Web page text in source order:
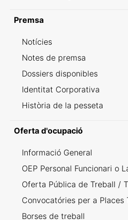
Premsa
Notícies
Notes de premsa
Dossiers disponibles
Identitat Corporativa
Història de la pesseta
Oferta d'ocupació
Informació General
OEP Personal Funcionari o
Oferta Pública de Treball /
Convocatóries per a Places
Borses de treball